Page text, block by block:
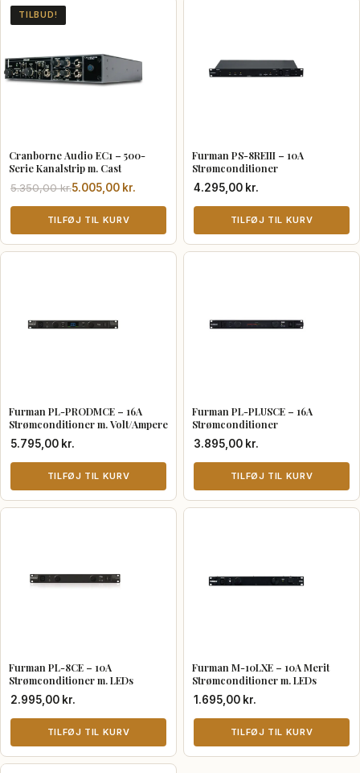
Cranborne Audio EC1 – 500-
Serie Kanalstrip m. Cast
TILBUD!
5.350,00kr.
Den
oprindelige
var:
5.350,00 kr..
5.005,00 kr.
Den
aktuelle
er:
5.005,00 kr..
TILFØJ TIL KURV
Furman PS-8REIII – 10A
Strømconditioner
4.295,00 kr.
TILFØJ TIL KURV
Furman PL-PRODMCE – 16A
Strømconditioner m. Volt/Ampere
5.795,00 kr.
TILFØJ TIL KURV
Furman PL-PLUSCE – 16A
Strømconditioner
3.895,00 kr.
TILFØJ TIL KURV
Furman PL-8CE – 10A
Strømconditioner m. LEDs
2.995,00 kr.
TILFØJ TIL KURV
Furman M-10LXE – 10A Merit
Strømconditioner m. LEDs
1.695,00 kr.
TILFØJ TIL KURV